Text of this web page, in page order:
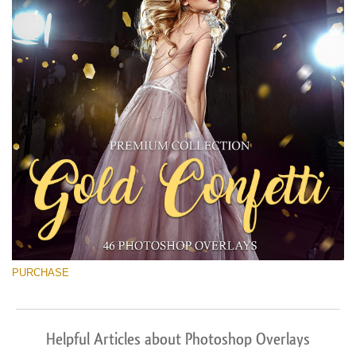
PURCHASE
Helpful Articles about Photoshop Overlays